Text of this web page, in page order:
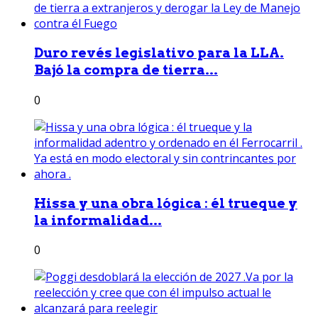
Duro revés legislativo para la LLA.
Bajó la compra de tierra...
0
Hissa y una obra lógica : él trueque y
la informalidad...
0